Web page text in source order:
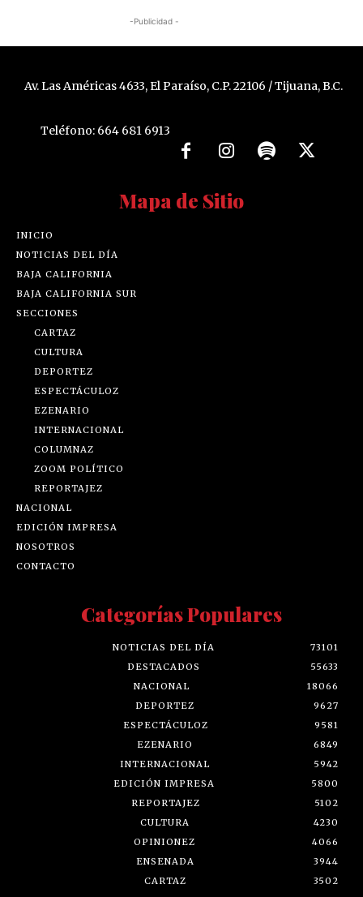
-Publicidad -
Av. Las Américas 4633, El Paraíso, C.P. 22106 / Tijuana, B.C.
Teléfono: 664 681 6913
Mapa de Sitio
INICIO
NOTICIAS DEL DÍA
BAJA CALIFORNIA
BAJA CALIFORNIA SUR
SECCIONES
CARTAZ
CULTURA
DEPORTEZ
ESPECTÁCULOZ
EZENARIO
INTERNACIONAL
COLUMNAZ
ZOOM POLÍTICO
REPORTAJEZ
NACIONAL
EDICIÓN IMPRESA
NOSOTROS
CONTACTO
Categorías Populares
NOTICIAS DEL DÍA
73101
DESTACADOS
55633
NACIONAL
18066
DEPORTEZ
9627
ESPECTÁCULOZ
9581
EZENARIO
6849
INTERNACIONAL
5942
EDICIÓN IMPRESA
5800
REPORTAJEZ
5102
CULTURA
4230
OPINIONEZ
4066
ENSENADA
3944
CARTAZ
3502